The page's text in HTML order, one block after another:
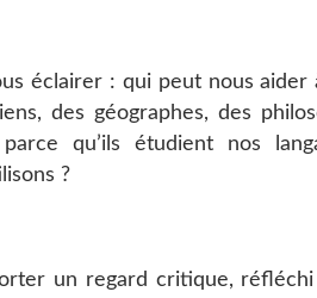
éclairer : qui peut nous aider
des géographes, des
qu’ils étudient nos
?
un regard critique,